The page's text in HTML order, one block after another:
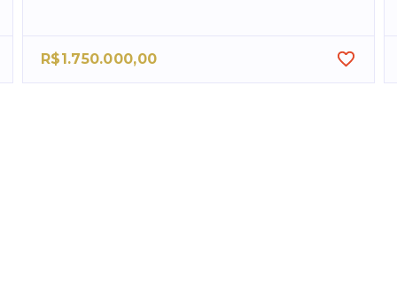
R$1.750.000,00